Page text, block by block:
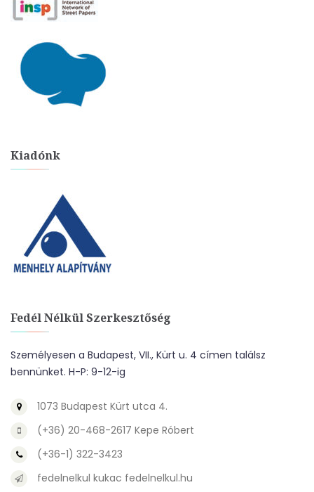
Kiadónk
Fedél Nélkül Szerkesztőség
Személyesen a Budapest, VII., Kürt u. 4 címen találsz
bennünket. H-P: 9-12-ig
1073 Budapest Kürt utca 4.
(+36) 20-468-2617 Kepe Róbert
(+36-1) 322-3423
fedelnelkul kukac fedelnelkul.hu